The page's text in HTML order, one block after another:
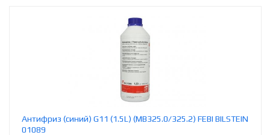
Антифриз (синий) G11 (1.5L) (MB325.0/325.2) FEBI BILSTEIN
01089